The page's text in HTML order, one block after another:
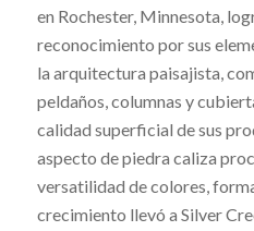
en Rochester, Minnesota,
reconocimiento por sus
la arquitectura paisajista,
peldaños, columnas y
calidad superficial de sus
aspecto de piedra caliza
versatilidad de colores,
crecimiento llevó a Silver